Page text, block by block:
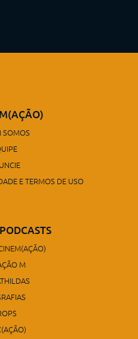
SOMOS
E TERMOS DE USO
M